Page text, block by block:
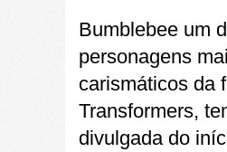
Bumblebee um
personagens
carismáticos da
Transformers,
divulgada do